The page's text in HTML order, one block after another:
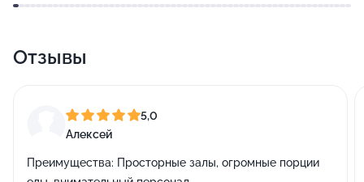
Отзывы
5,0
Алексей
Преимущества: Просторные залы, огромные порции